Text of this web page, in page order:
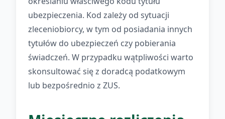
ubezpieczenia. Kod zależy od sytuacji
zleceniobiorcy, w tym od posiadania innych
tytułów do ubezpieczeń czy pobierania
świadczeń. W przypadku wątpliwości warto
skonsultować się z doradcą podatkowym
lub bezpośrednio z ZUS.